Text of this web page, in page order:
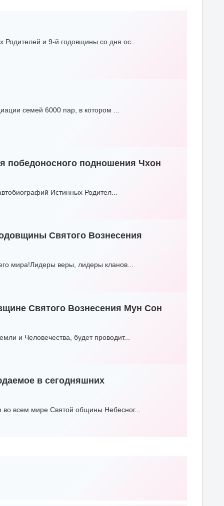
и 9-й годовщины со дня ос...
семей 6000 пар, в котором ...
победоносного подношения Чхон
Истинных Родител...
Святого Вознесения
мира!Лидеры веры, лидеры кланов...
Святого Вознесения Мун Сон
и Человечества, будет проводит...
в сегодняшних
всем мире Святой общины Небесног...